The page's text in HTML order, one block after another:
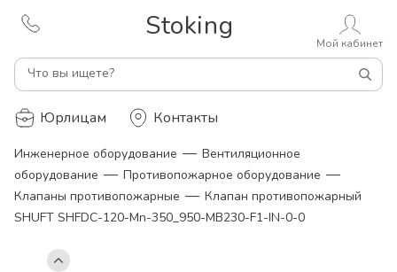
Stoking
Что вы ищете?
Мой кабинет
Юрлицам Контакты
Инженерное оборудование — Вентиляционное
оборудование — Противопожарное оборудование —
Клапаны противопожарные — Клапан противопожарный
SHUFT SHFDC-120-Mn-350_950-MB230-F1-IN-0-0